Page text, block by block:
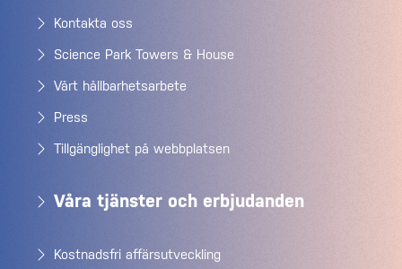
Kontakta oss
Science Park Towers & House
Vårt hållbarhetsarbete
Press
Tillgänglighet på webbplatsen
Våra tjänster och erbjudanden
Kostnadsfri affärsutveckling